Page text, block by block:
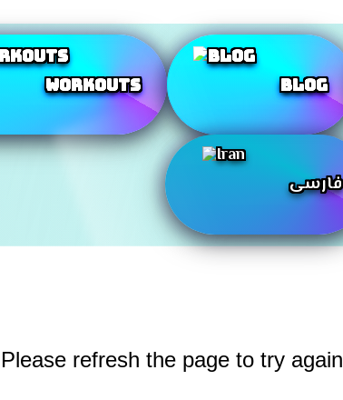
Workouts Blog
فارسی